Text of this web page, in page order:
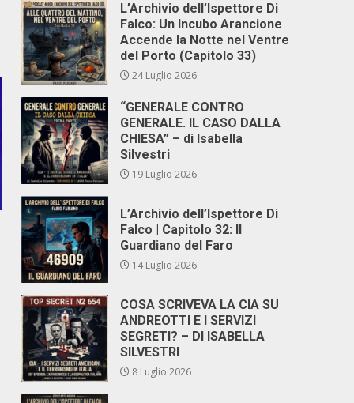
L’Archivio dell’Ispettore Di
Falco: Un Incubo Arancione
Accende la Notte nel Ventre
del Porto (Capitolo 33)
24 Luglio 2026
“GENERALE CONTRO
GENERALE. IL CASO DALLA
CHIESA” – di Isabella
Silvestri
19 Luglio 2026
L’Archivio dell’Ispettore Di
Falco | Capitolo 32: Il
Guardiano del Faro
14 Luglio 2026
COSA SCRIVEVA LA CIA SU
ANDREOTTI E I SERVIZI
SEGRETI? – DI ISABELLA
SILVESTRI
8 Luglio 2026